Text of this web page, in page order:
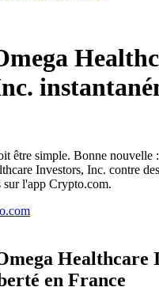
être simple. Bonne nouvelle
Investors, Inc. contre
sur l'app Crypto.com.
Healthcare
en France